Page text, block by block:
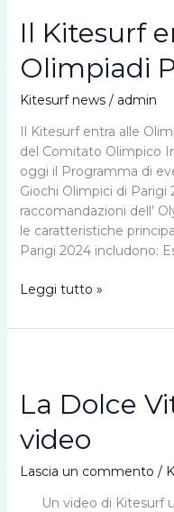
Il Kitesurf
Olimpiadi
Kitesurf news/ admin
Il Kitesurf entra alle
del Comitato Olimpico
oggi il Programma di
Giochi Olimpici di
raccomandazioni dell’
le caratteristiche
Parigi 2024 includono:
Il
entra
2024
Leggi tutto »
La Dolce
video
Lascia un commento /
Un video di Kitesurf